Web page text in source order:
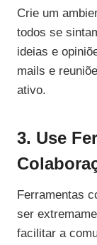
Crie um
todos se
ideias e
mails e
ativo.
3. Use
Ferramentas
ser
facilitar a